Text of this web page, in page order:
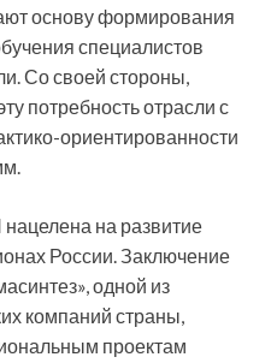
основу формирования
специалистов
Со своей стороны,
потребность отрасли с
ориентированности
на развитие
России. Заключение
одной из
компаний страны,
проектам